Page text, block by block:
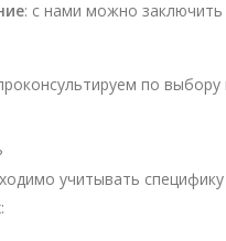
: с нами можно
по
учитывать